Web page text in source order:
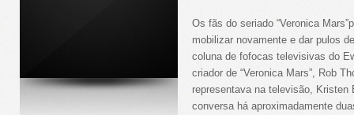
Os fãs do seriado “Veronica
mobilizar novamente e dar pulos
coluna de fofocas televisivas do
criador de “Veronica Mars”, Rob
representava na televisão, Kristen
conversa há aproximadamente